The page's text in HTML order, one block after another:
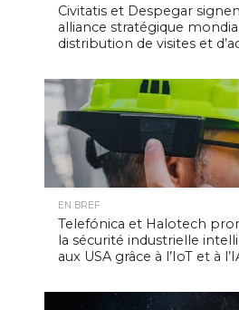
Civitatis et Despegar
alliance stratégique
distribution de visites et
EN BREF
Telefónica et Halotech
la sécurité industrielle
aux USA grâce à l’IoT et à